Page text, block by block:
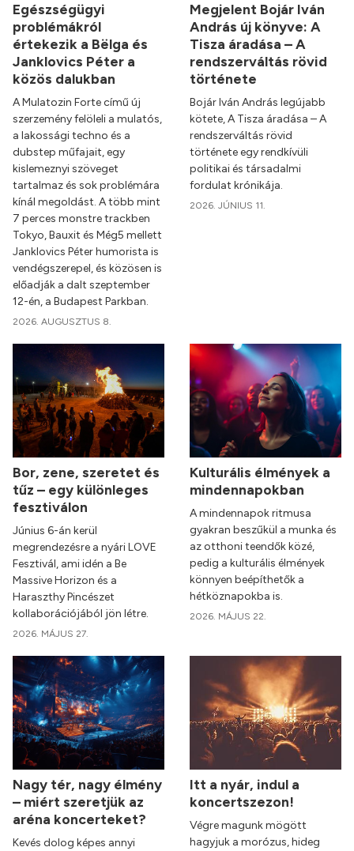
Egészségügyi
problémákról
értekezik a Bëlga és
Janklovics Péter a
közös dalukban
A Mulatozin Forte című új
szerzemény felöleli a mulatós,
a lakossági techno és a
dubstep műfajait, egy
kislemeznyi szöveget
tartalmaz és sok problémára
kínál megoldást. A több mint
7 perces monstre trackben
Tokyo, Bauxit és Még5 mellett
Janklovics Péter humorista is
vendégszerepel, és közösen is
előadják a dalt szeptember
12-én, a Budapest Parkban.
2026. AUGUSZTUS 8.
Megjelent Bojár Iván
András új könyve: A
Tisza áradása – A
rendszerváltás rövid
története
Bojár Iván András legújabb
kötete, A Tisza áradása – A
rendszerváltás rövid
története egy rendkívüli
politikai és társadalmi
fordulat krónikája.
2026. JÚNIUS 11.
Bor, zene, szeretet és
tűz – egy különleges
fesztiválon
Június 6-án kerül
megrendezésre a nyári LOVE
Fesztivál, ami idén a Be
Massive Horizon és a
Haraszthy Pincészet
kollaborációjából jön létre.
2026. MÁJUS 27.
Kulturális élmények a
mindennapokban
A mindennapok ritmusa
gyakran beszűkül a munka és
az otthoni teendők közé,
pedig a kulturális élmények
könnyen beépíthetők a
hétköznapokba is.
2026. MÁJUS 22.
Nagy tér, nagy élmény
– miért szeretjük az
aréna koncerteket?
Kevés dolog képes annyi
Itt a nyár, indul a
koncertszezon!
Végre magunk mögött
hagyjuk a morózus, hideg